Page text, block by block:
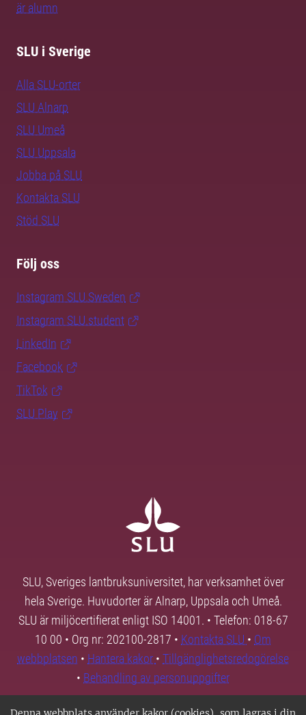
är alumn
SLU i Sverige
Alla SLU-orter
SLU Alnarp
SLU Umeå
SLU Uppsala
Jobba på SLU
Kontakta SLU
Stöd SLU
Följ oss
Instagram SLU.Sweden
Instagram SLU.student
LinkedIn
Facebook
TikTok
SLU Play
SLU, Sveriges lantbruksuniversitet, har verksamhet över
hela Sverige. Huvudorter är Alnarp, Uppsala och Umeå.
SLU är miljöcertifierat enligt ISO 14001. • Telefon: 018-67
10 00 • Org nr: 202100-2817 • Kontakta SLU • Om
webbplatsen • Hantera kakor • Tillgänglighetsredogörelse
• Behandling av personuppgifter